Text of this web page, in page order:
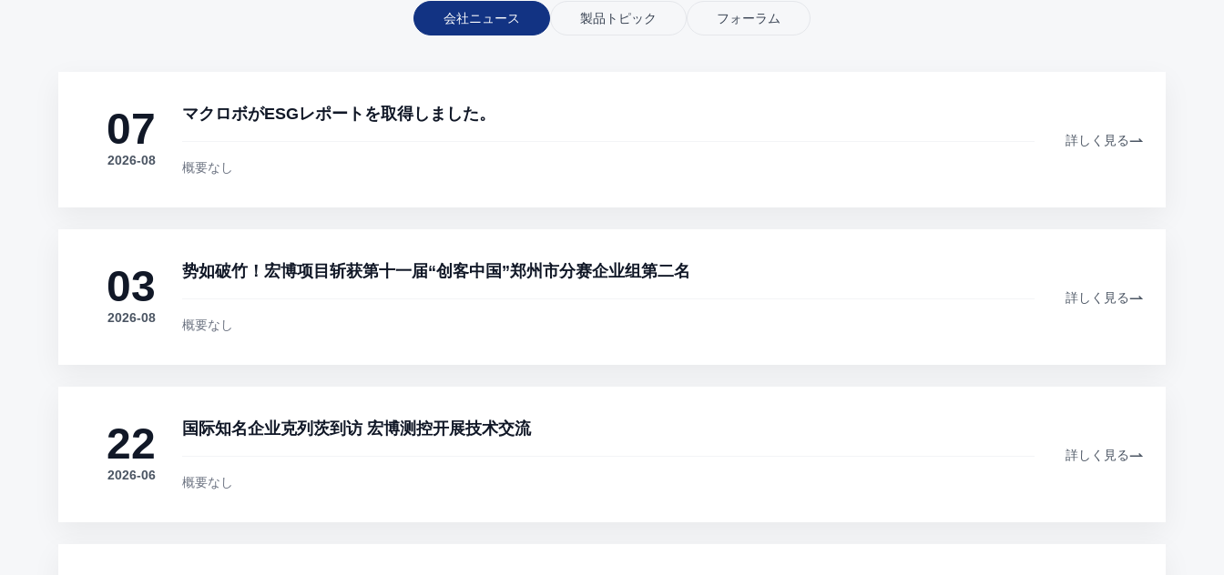
会社ニュース 製品トピック フォーラム
07
2026-08
マクロボがESGレポートを取得しました。
概要なし
詳しく見る
03
2026-08
势如破竹！宏博项目斩获第十一届“创客中国”郑州市分赛企业组第二名
概要なし
詳しく見る
22
2026-06
国际知名企业克列茨到访 宏博测控开展技术交流
概要なし
詳しく見る